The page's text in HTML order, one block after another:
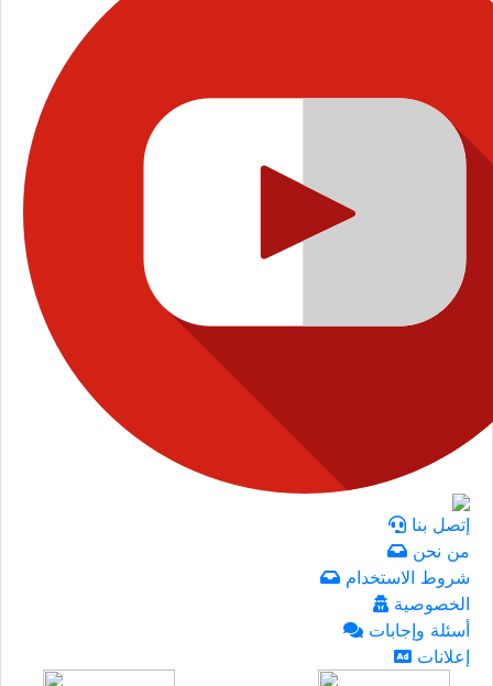
إتصل بنا
من نحن
شروط الاستخدام
الخصوصية
أسئلة وإجابات
إعلانات